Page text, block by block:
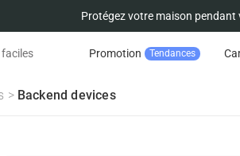
Protégez votre maison pendant
Promotion Tendances
> Backend devices